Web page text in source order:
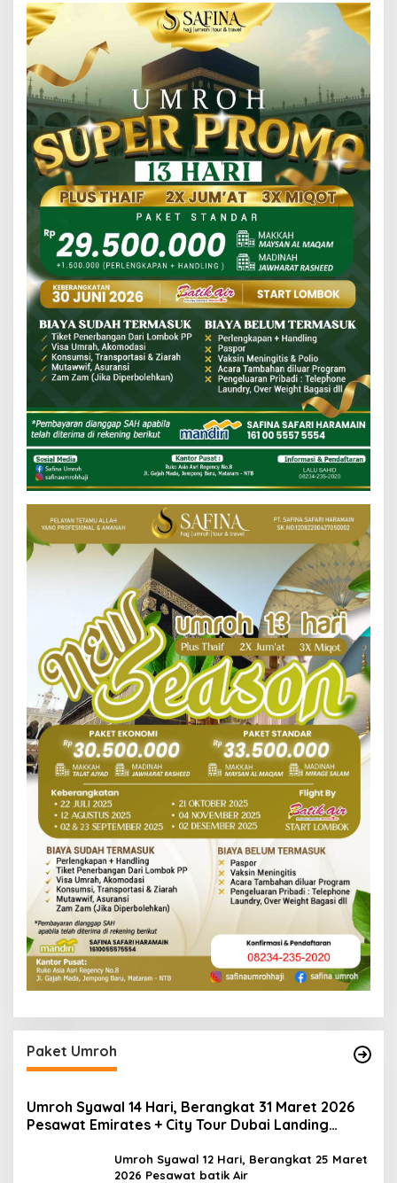
Paket Umroh
Umroh Syawal 14 Hari, Berangkat 31 Maret 2026
Pesawat Emirates + City Tour Dubai Landing
Umroh Syawal 12 Hari, Berangkat 25 Maret
2026 Pesawat batik Air